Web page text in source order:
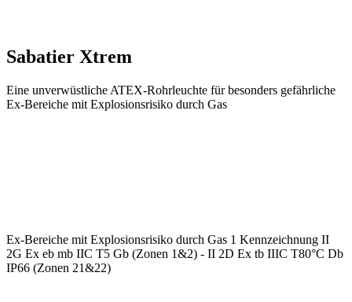
Sabatier Xtrem
Eine unverwüstliche ATEX-Rohrleuchte für besonders gefährliche
Ex-Bereiche mit Explosionsrisiko durch Gas
Ex-Bereiche mit Explosionsrisiko durch Gas 1 Kennzeichnung II
2G Ex eb mb IIC T5 Gb (Zonen 1&2) - II 2D Ex tb IIIC T80°C Db
IP66 (Zonen 21&22)